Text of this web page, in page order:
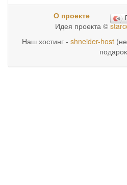
О проекте
Идея проекта ©
Наш хостинг - shneider-host